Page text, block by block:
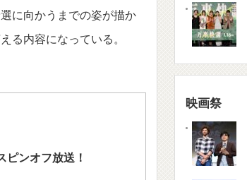
に向かうまでの姿が描か
る内容になっている。
ピンオフ放送！
映画祭